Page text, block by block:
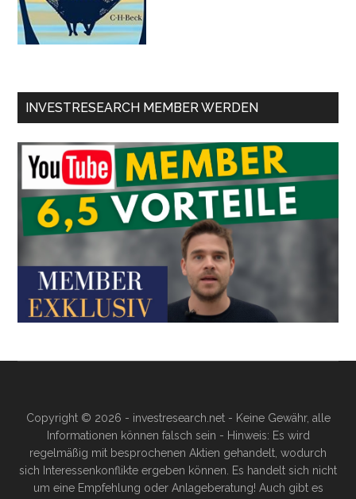
INVESTRESEARCH MEMBER WERDEN
Copyright © 2026 - investresearch.net - Keine Gewähr, alle
Informationen können falsch sein - Hinweis: Es wird
regelmäßig mit besprochenen Aktien gehandelt, wodurch
sich Interessenkonflikte ergeben können. Es handelt sich nicht
um eine Empfehlung oder Anlageberatung! Auch gibt es